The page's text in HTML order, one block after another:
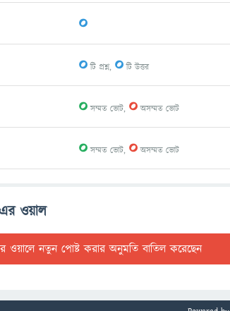
0
0টি প্রশ্ন, 0টি উত্তর
0সম্মত ভোট, 0অসম্মত ভোট
0সম্মত ভোট, 0অসম্মত ভোট
ওয়াল
ওয়ালে নতুন পোষ্ট করার অনুমতি বাতিল করেছেন